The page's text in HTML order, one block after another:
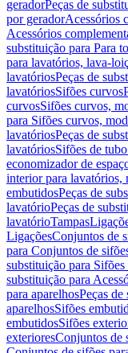
geradorPeças de
por geradorAcessórios
Acessórios
substituição para Para
para lavatórios, lava-
lavatóriosPeças de
lavatóriosSifões curvos
curvosSifões curvos,
para Sifões curvos,
lavatóriosPeças de
lavatóriosSifões de
economizador de
interior para lavatórios,
embutidosPeças de
lavatórioPeças de
lavatórioTampas
LigaçõesConjuntos de
para Conjuntos de
substituição para
substituição para
para aparelhosPeças
aparelhosSifões
embutidosSifões
exterioresConjuntos de